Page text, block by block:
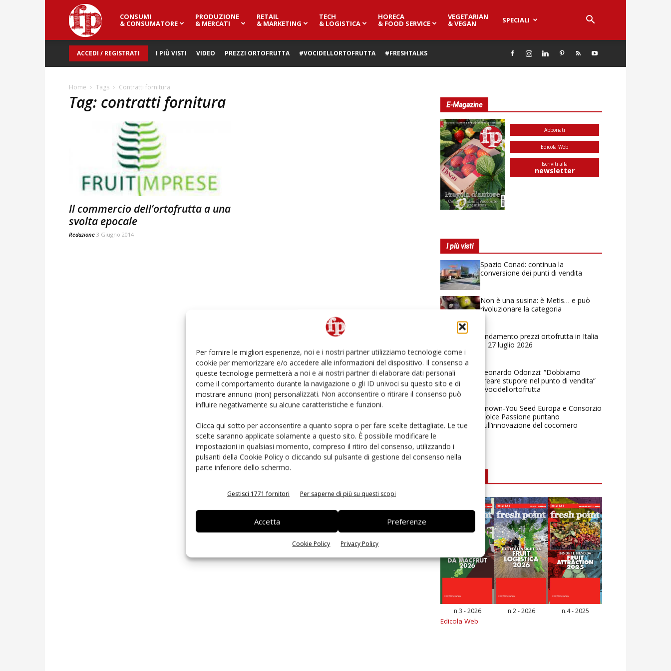
Per fornire le migliori esperienze, noi e i nostri partner utilizziamo tecnologie come i
cookie per memorizzare e/o accedere alle informazioni del dispositivo. Il consenso a
queste tecnologie permetterà a noi e ai nostri partner di elaborare dati personali
come il comportamento durante la navigazione o gli ID univoci su questo sito e di
mostrare annunci (non) personalizzati. Non acconsentire o ritirare il consenso può
influire negativamente su alcune caratteristiche e funzioni.
Clicca qui sotto per acconsentire a quanto sopra o per fare scelte dettagliate. Le tue
scelte saranno applicate solamente a questo sito. È possibile modificare le
impostazioni in qualsiasi momento, compreso il ritiro del consenso, utilizzando i
pulsanti della Cookie Policy o cliccando sul pulsante di gestione del consenso nella
parte inferiore dello schermo.
Gestisci 1771 fornitori Per saperne di più su questi scopi
Accetta Preferenze
Cookie Policy Privacy Policy
Fresh
Point
Magazine
CONSUMI
& CONSUMATORE
PRODUZIONE
& MERCATI
RETAIL
& MARKETING
TECH
& LOGISTICA
HORECA
& FOOD SERVICE
VEGETARIAN
& VEGAN SPECIALI
ACCEDI / REGISTRATI I PIÙ VISTI VIDEO PREZZI ORTOFRUTTA #VOCIDELLORTOFRUTTA #FRESHTALKS
Home Tags Contratti fornitura
Tag: contratti fornitura
Il commercio dell’ortofrutta a una
svolta epocale
Redazione 3 Giugno 2014
E-Magazine
Abbonati
Edicola Web
Iscriviti alla
newsletter
I più visti
Spazio Conad: continua la
conversione dei punti di vendita
Non è una susina: è Metis… e può
rivoluzionare la categoria
Andamento prezzi ortofrutta in Italia
al 27 luglio 2026
Leonardo Odorizzi: “Dobbiamo
creare stupore nel punto di vendita”
#vocidellortofrutta
Known-You Seed Europa e Consorzio
Dolce Passione puntano
sull’innovazione del cocomero
n.3 - 2026 n.2 - 2026 n.4 - 2025
Edicola Web